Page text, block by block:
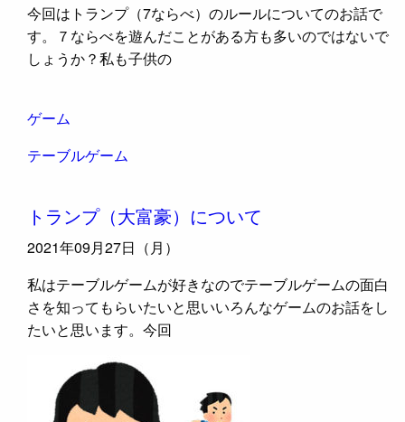
今回はトランプ（7ならべ）のルールについてのお話で
す。７ならべを遊んだことがある方も多いのではないで
しょうか？私も子供の
ゲーム
テーブルゲーム
トランプ（大富豪）について
2021年09月27日（月）
私はテーブルゲームが好きなのでテーブルゲームの面白
さを知ってもらいたいと思いいろんなゲームのお話をし
たいと思います。今回